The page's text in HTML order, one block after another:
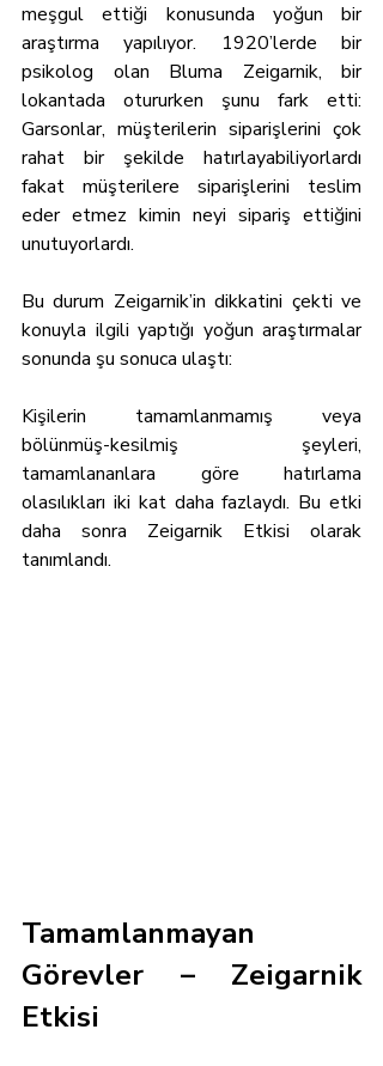
meşgul ettiği konusunda yoğun bir
araştırma yapılıyor. 1920’lerde bir
psikolog olan Bluma Zeigarnik, bir
lokantada otururken şunu fark etti:
Garsonlar, müşterilerin siparişlerini çok
rahat bir şekilde hatırlayabiliyorlardı
fakat müşterilere siparişlerini teslim
eder etmez kimin neyi sipariş ettiğini
unutuyorlardı.
Bu durum Zeigarnik’in dikkatini çekti ve
konuyla ilgili yaptığı yoğun araştırmalar
sonunda şu sonuca ulaştı:
Kişilerin tamamlanmamış veya
bölünmüş-kesilmiş şeyleri,
tamamlananlara göre hatırlama
olasılıkları iki kat daha fazlaydı. Bu etki
daha sonra Zeigarnik Etkisi olarak
tanımlandı.
Tamamlanmayan
Görevler – Zeigarnik
Etkisi